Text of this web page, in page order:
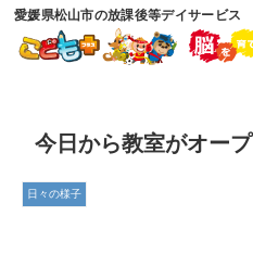
愛媛県松山市の放課後等デイサービ
今日から教室がオー
日々の様子